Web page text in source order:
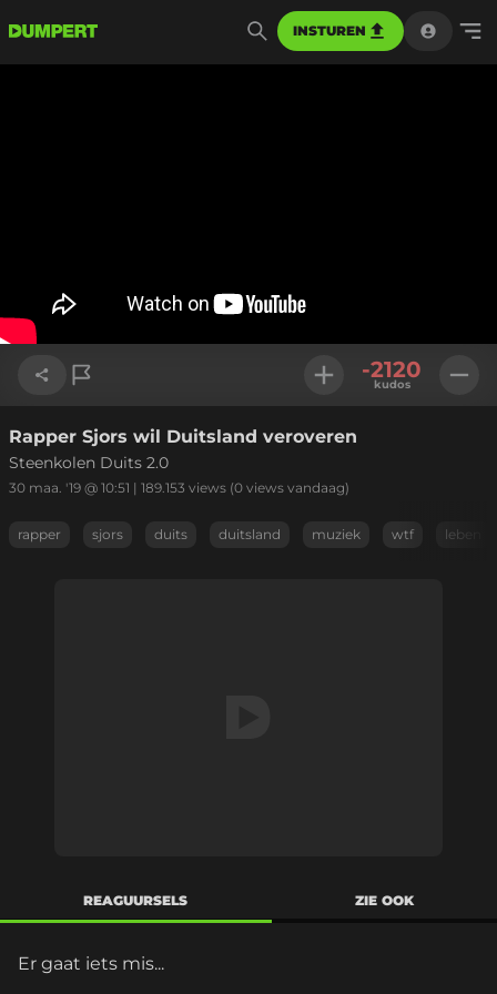
INSTUREN
Link kopiëren
-2120
kudos
Rapper Sjors wil Duitsland veroveren
Steenkolen Duits 2.0
30 maa. '19 @ 10:51 | 189.153 views (0 views vandaag)
rapper sjors duits duitsland muziek wtf leben
REAGUURSELS ZIE OOK
Er gaat iets mis...